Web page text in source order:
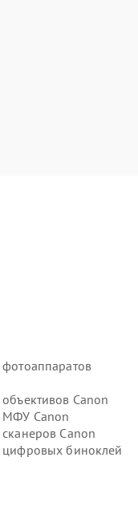
Canon
МФУ Canon
Canon
цифровых биноклей